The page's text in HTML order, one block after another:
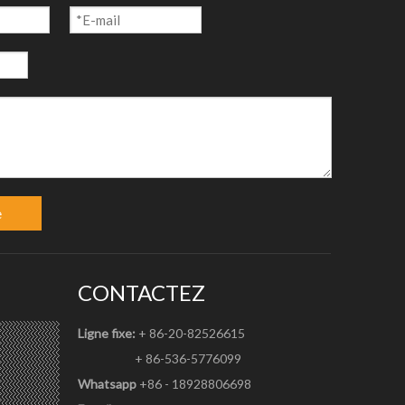
CONTACTEZ
Ligne fixe: + 86-20-82526615
+ 86-536-5776099
Whatsapp +86 - 18928806698